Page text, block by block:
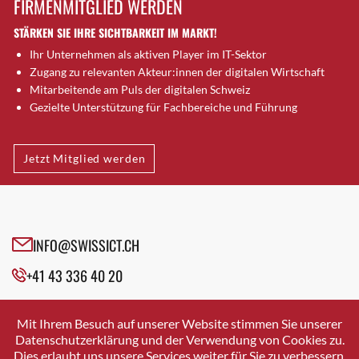
Brugg AG
Brütten
Bubendorf
Bubikon
Buchs (SG)
Bäretswil
Bülach
Cazis
Crissier
Davos Platz
Dierikon
Dietikon
FIRMENMITGLIED WERDEN
STÄRKEN SIE IHRE SICHTBARKEIT IM MARKT!
Ihr Unternehmen als aktiven Player im IT-Sektor
Zugang zu relevanten Akteur:innen der digitalen Wirtschaft
Mitarbeitende am Puls der digitalen Schweiz
Gezielte Unterstützung für Fachbereiche und Führung
Jetzt Mitglied werden
INFO@SWISSICT.CH
+41 43 336 40 20
SWISSICT
VULKANSTRASSE 120
8048 ZURICH
Mit Ihrem Besuch auf unserer Website stimmen Sie unserer
Datenschutzerklärung und der Verwendung von Cookies zu.
Dies erlaubt uns unsere Services weiter für Sie zu verbessern.